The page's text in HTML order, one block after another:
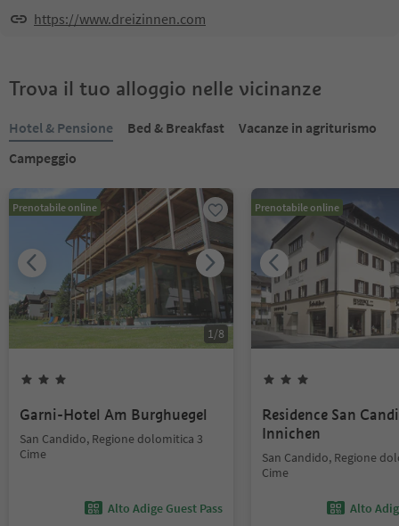
https://www.dreizinnen.com
Trova il tuo alloggio nelle vicinanze
Hotel & Pensione Bed & Breakfast
Vacanze in agriturismo
Campeggio
Prenotabile online
1/8
Garni-Hotel Am Burghuegel
San Candido, Regione dolomitica 3
Cime
Alto Adige Guest Pass
Prenotabile online
Residence San
Innichen
San Candido, Regione
Cime
Alto